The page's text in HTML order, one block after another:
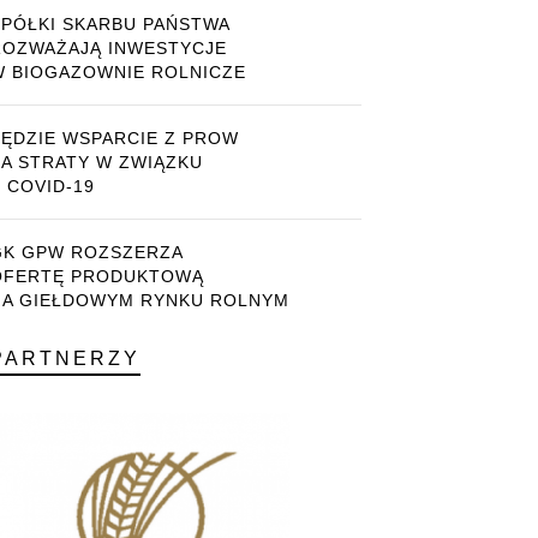
SKARBU PAŃSTWA
INWESTYCJE
BIOGAZOWNIE ROLNICZE
WSPARCIE Z PROW
STRATY W ZWIĄZKU
COVID-19
GPW ROZSZERZA
PRODUKTOWĄ
GIEŁDOWYM RYNKU ROLNYM